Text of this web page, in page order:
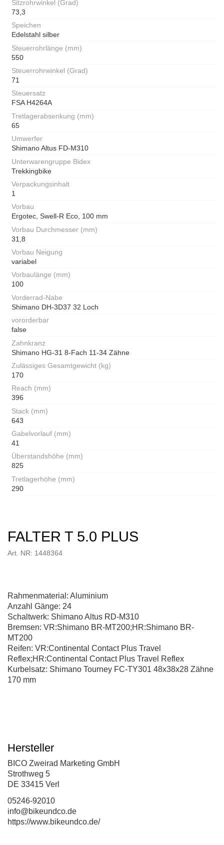
Sitzrohrwinkel (Grad)
73,3
Speichen
Edelstahl silber
Steuerrohrlänge (mm)
550
Steuerrohrwinkel (Grad)
71
Steuersatz
FSA H4264A
Tretlagerabsenkung (mm)
65
Umwerfer
Shimano Altus FD-M310
Unterwarengruppe Bidex
Trekkingbike
Verpackungsinhalt
1
Vorbau
Ergotec, Swell-R Eco, 100 mm
Vorbau Durchmesser (mm)
31,8
Vorbau Neigung
variabel
Vorbaulänge (mm)
100
Vorderrad-Nabe
Shimano DH-3D37 32 Loch
vororderbar
false
Zahnkranz
Shimano HG-31 8-Fach 11-34 Zähne
Zulässiges Gesamtgewicht (kg)
170
Reach (mm)
396
Stack (mm)
643
Gabelvorlauf (mm)
41
Überstandshöhe (mm)
825
Tretlagerhöhe (mm)
290
FALTER T 5.0 PLUS
Art. NR: 1448364
Rahmenmaterial: Aluminium
Anzahl Gänge: 24
Schaltwerk: Shimano Altus RD-M310
Bremsen: VR:Shimano BR-MT200;HR:Shimano BR-
MT200
Reifen: VR:Continental Contact Plus Travel
Reflex;HR:Continental Contact Plus Travel Reflex
Kurbelsatz: Shimano Tourney FC-TY301 48x38x28 Zähne
170 mm
Hersteller
BICO Zweirad Marketing GmbH
Strothweg 5
DE 33415 Verl
05246-92010
info@bikeundco.de
https://www.bikeundco.de/